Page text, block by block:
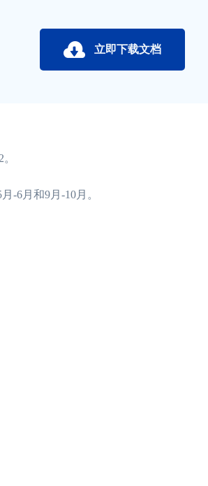
立即下载文档
6月和9月-10月。